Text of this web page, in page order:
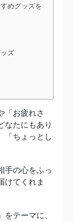
めグッズを
ズ
「お疲れさ
なたにもあり
「ちょっとし
手の心をふっ
けてくれま
テーマに、